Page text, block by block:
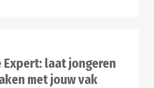
Expert: laat jongeren
met jouw vak